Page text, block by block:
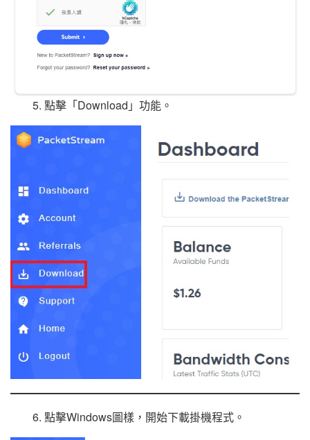
5. 點擊「Download」功能。
6. 點擊Windows圖樣，開始下載掛機程式。